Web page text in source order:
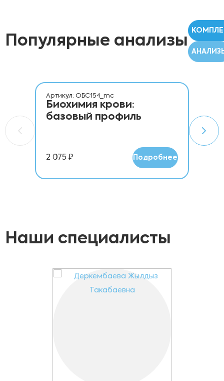
Популярные анализы
Артикул: ОБС154_mc
Биохимия крови:
базовый профиль
2 075 ₽ Подробнее
Наши специалисты